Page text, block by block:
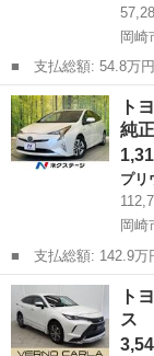
岡崎
■ 支払総額: 54.8万円 ■ 車両本体価格： 531,000 円 ■ メーカー
名： トヨタ ■ 車
ディション 禁煙 ナ
ＥＤ バック...
愛知 岡崎市
ト
純
プリ
岡崎
■ 支払総額: 142.9万円 ■ 車両本体価格： 1,311,000 円 ■ メーカ
ー名： トヨタ ■
車 ガラスルーフ 純
ス ＢＳＭ...
愛知 岡崎市
ト
ス